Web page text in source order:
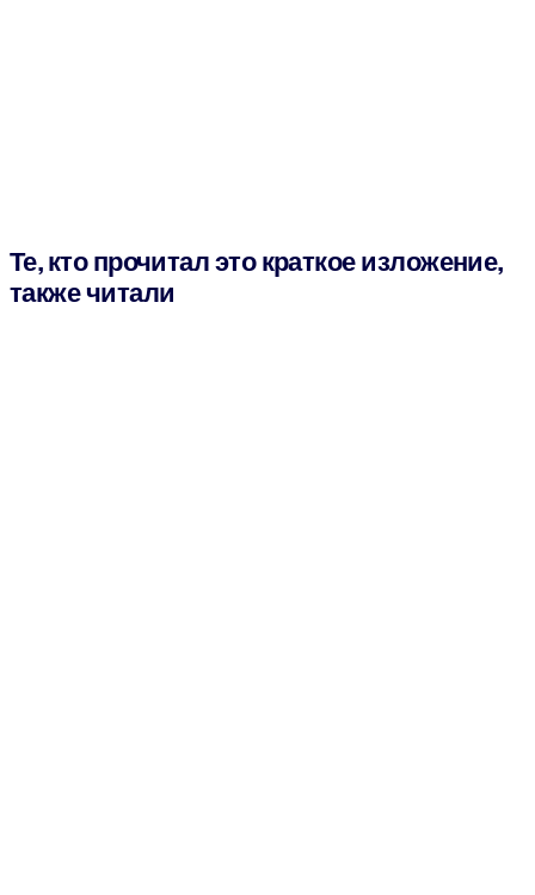
Те, кто прочитал это краткое изложение,
также читали